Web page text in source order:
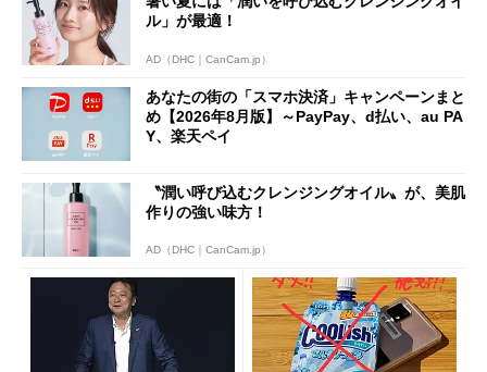
ル」が最適！
AD（DHC｜CanCam.jp）
あなたの街の「スマホ決済」キャンペーンまと
め【2026年8月版】～PayPay、d払い、au PA
Y、楽天ペイ
〝潤い呼び込むクレンジングオイル〟が、美肌
作りの強い味方！
AD（DHC｜CanCam.jp）